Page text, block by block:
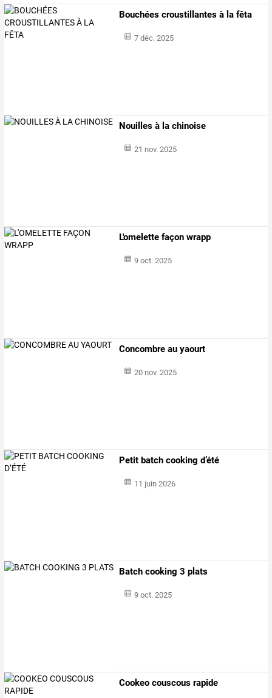
Bouchées croustillantes à la fêta
7 déc. 2025
Nouilles à la chinoise
21 nov. 2025
L'omelette façon wrapp
9 oct. 2025
Concombre au yaourt
20 nov. 2025
Petit batch cooking d’été
11 juin 2026
Batch cooking 3 plats
9 oct. 2025
Cookeo couscous rapide